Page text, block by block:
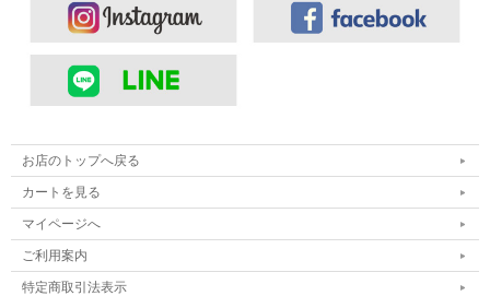
お店のトップへ戻る
カートを見る
マイページへ
ご利用案内
特定商取引法表示